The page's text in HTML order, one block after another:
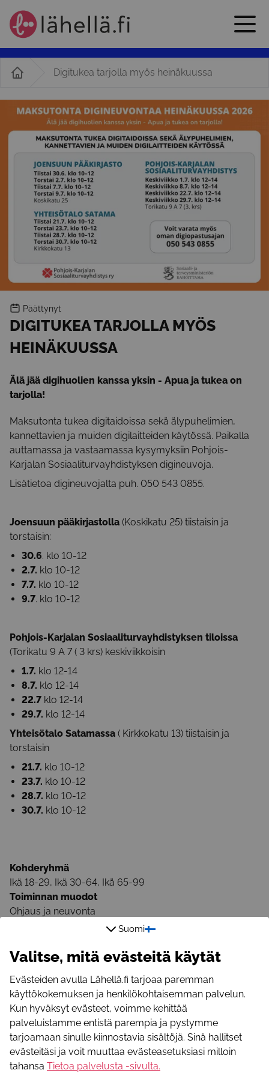
Digitukea tarjolla myös heinäkuussa
Päättynyt
DIGITUKEA TARJOLLA MYÖS
HEINÄKUUSSA
Älä jää digihuolien kanssa yksin - Apua ja tukea on
tarjolla!
Maksutonta tukea digitaidoissa sekä älypuhelimien,
kannettavien ja muiden digilaitteiden käytössä. Paikalla
auttamassa ja vastaamassa kysymyksiin Pohjois-
Karjalan Sosiaaliturvayhdistyksen digineuvoja.
Lisätietoa digineuvojalta puh. 050 543 0855.
Joensuun pääkirjastolla (Koskikatu 25) tiistaisin ja
torstaisin:
30.6. klo 10-12
2.7. klo 10-12
7.7. klo 10-12
9.7. klo 10-12
Pohjois-Karjalan Sosiaaliturvayhdistyksen tiloissa
(Torikatu 9 A 7 ( 3 krs) keskiviikkoisin
1.7. klo 12-14
8.7. klo 12-14
22.7 klo 12-14
29.7. klo 12-14
Yhteisötalo Satamassa ( Kirkkokatu 13) tiistaisin ja
torstaisin
21.7. klo 10-12
23.7. klo 10-12
28.7. klo 10-12
30.7. klo 10-12
Kohderyhmä
Ikä 18-29, Ikä 30-64, Ikä 65-99
Toiminnan muodot
Ohjaus ja neuvonta
Alue
Onko toiminta maksullista?
Maksuton
Lisätietoja
Puhelinnumero
+358505430855
Suomi
Valitse, mitä evästeitä käytät
Evästeiden avulla Lähellä.fi tarjoaa paremman
käyttökokemuksen ja henkilökohtaisemman palvelun.
Kun hyväksyt evästeet, voimme kehittää
palveluistamme entistä parempia ja pystymme
tarjoamaan sinulle kiinnostavia sisältöjä. Sinä hallitset
evästeitäsi ja voit muuttaa evästeasetuksiasi milloin
tahansa Tietoa palvelusta -sivulta.